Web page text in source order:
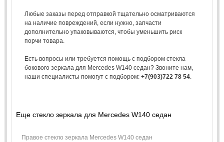
Любые заказы перед отправкой тщательно осматриваются
на наличие повреждений, если нужно, запчасти
дополнительно упаковываются, чтобы уменьшить риск
порчи товара.
Есть вопросы или требуется помощь с подбором стекла
бокового зеркала для Mercedes W140 седан? Звоните нам,
наши специалисты помогут с подбором: +7(903)722 78 54.
Еще стекло зеркала для Mercedes W140 седан
Правое стекло зеркала Mercedes W140 седан